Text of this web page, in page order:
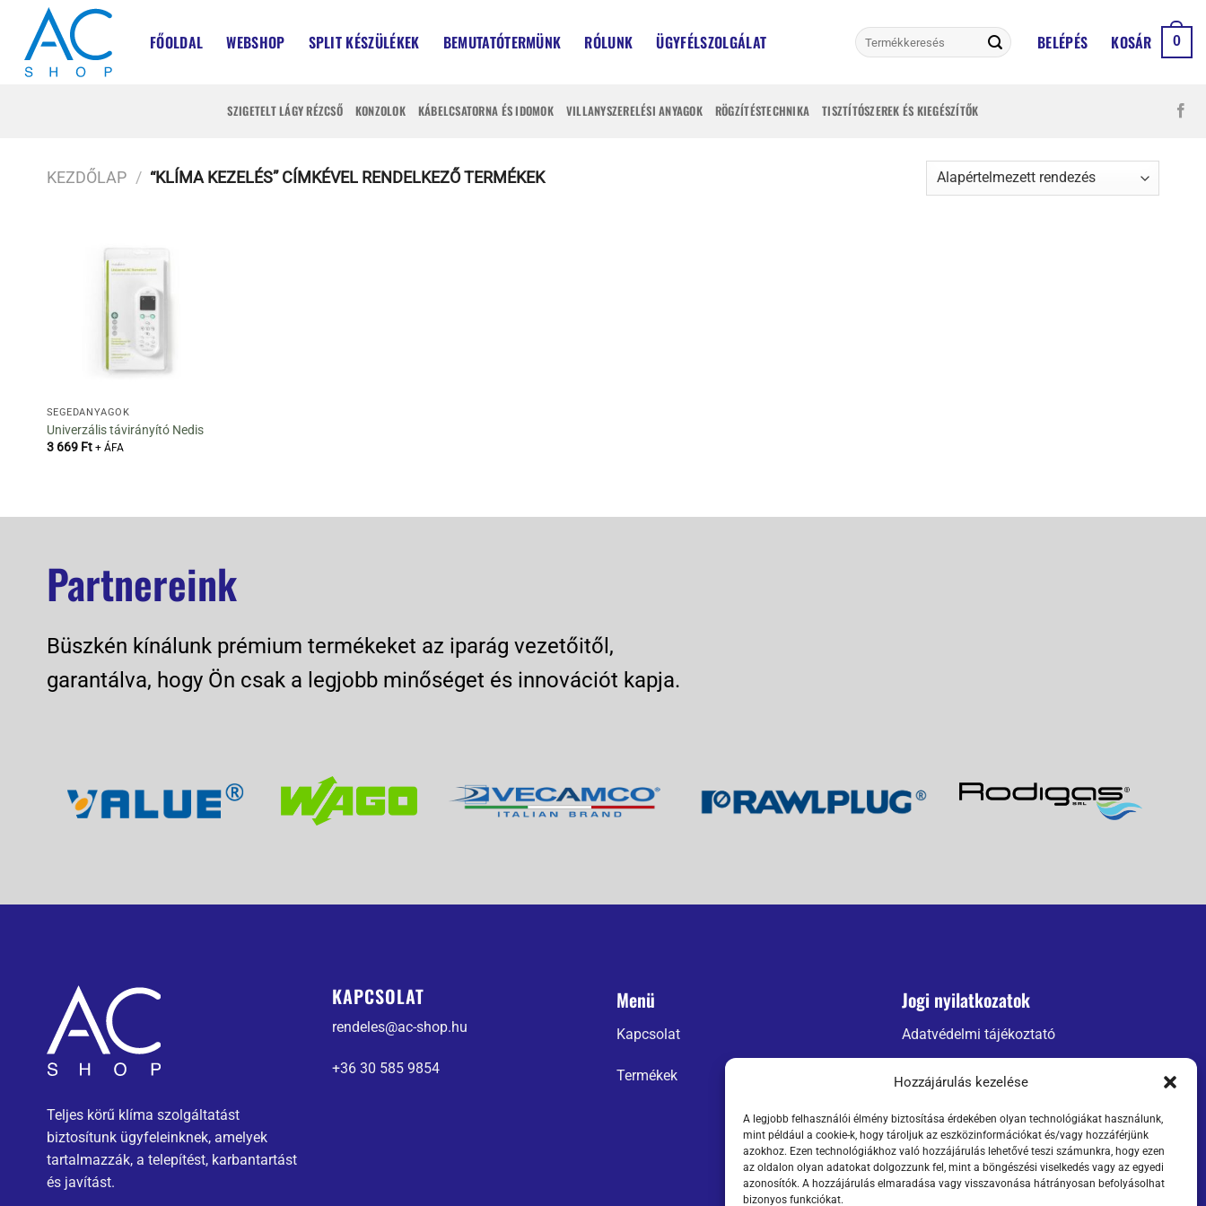
Hozzájárulás kezelése
A legjobb felhasználói élmény biztosítása érdekében olyan technológiákat használunk,
mint például a cookie-k, hogy tároljuk az eszközinformációkat és/vagy hozzáférjünk
azokhoz. Ezen technológiákhoz való hozzájárulás lehetővé teszi számunkra, hogy ezen
az oldalon olyan adatokat dolgozzunk fel, mint a böngészési viselkedés vagy az egyedi
azonosítók. A hozzájárulás elmaradása vagy visszavonása hátrányosan befolyásolhat
bizonyos funkciókat.
content
FŐOLDAL WEBSHOP SPLIT KÉSZÜLÉKEK BEMUTATÓTERMÜNK RÓLUNK ÜGYFÉLSZOLGÁLAT
Keresés
a
BELÉPÉS KOSÁR 0
SZIGETELT LÁGY RÉZCSŐ KONZOLOK KÁBELCSATORNA ÉS IDOMOK VILLANYSZERELÉSI ANYAGOK RÖGZÍTÉSTECHNIKA TISZTÍTÓSZEREK ÉS KIEGÉSZÍTŐK
KEZDŐLAP / “KLÍMA KEZELÉS” CÍMKÉVEL RENDELKEZŐ TERMÉKEK
SEGÉDANYAGOK
Univerzális távirányító Nedis
3 669 Ft + ÁFA
Partnereink
Büszkén kínálunk prémium termékeket az iparág vezetőitől,
garantálva, hogy Ön csak a legjobb minőséget és innovációt kapja.
Teljes körű klíma szolgáltatást
biztosítunk ügyfeleinknek, amelyek
tartalmazzák, a telepítést, karbantartást
és javítást.
KAPCSOLAT
rendeles@ac-shop.hu
+36 30 585 9854
Menü
Kapcsolat
Termékek
Jogi nyilatkozatok
Adatvédelmi tájékoztató
ÁSZF
Szállítási információk